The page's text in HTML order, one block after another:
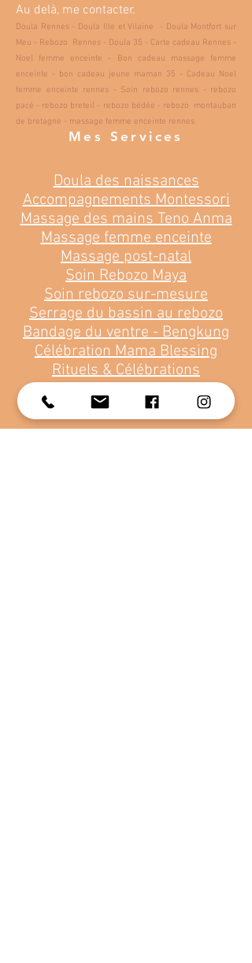
Au delà, me contacter.
Doula Rennes - Doula Ille et Vilaine - Doula Montfort sur
Meu - Rebozo Rennes - Doula 35 - Carte cadeau Rennes -
Noel femme enceinte - Bon cadeau massage femme
enceinte - bon cadeau jeune maman 35 - Cadeau Noel
femme enceinte rennes - Soin rebozo rennes - rebozo
pacé - rebozo breteil - rebozo bédée - rebozo montauban
de bretagne - massage femme enceinte rennes
Mes Services
Doula des naissances
Accompagnements Montessori
Massage des mains Teno Anma
Massage femme enceinte
Massage post-natal
Soin Rebozo Maya
Soin rebozo sur-mesure
Serrage du bassin au rebozo
Bandage du ventre - Bengkung
Célébration Mama Blessing
Rituels & Célébrations
Cercle de parole mixte